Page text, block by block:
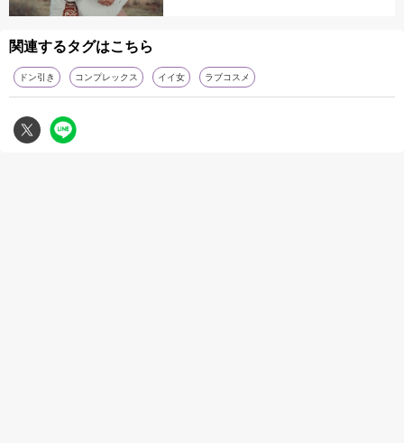
関連するタグはこちら
ドン引き コンプレックス イイ女 ラブコスメ